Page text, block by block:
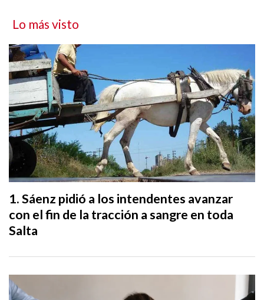
Lo más visto
Sáenz pidió a los intendentes avanzar
con el fin de la tracción a sangre en toda
Salta